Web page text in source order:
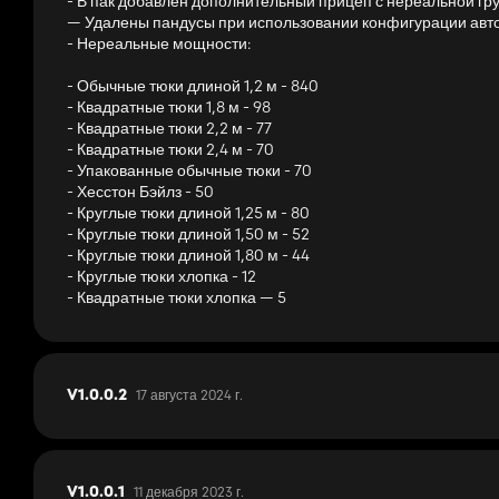
- Добавить самосвальный кузов - 15 000 долларов США -
- Добавить лесозаготовительные вилы - 1500 долларов США.
— Добавить закрытый кузов прицепа — 3000 долларов США.
— Добавьте доски из нержавеющего дерева — 500 долларов
- Самосвал можно выбрать между нормальной и низкой
- 4 нереалистичные конфигурации мощности.
- Скорость разгрузки самосвала можно настроить от
— Удалены пандусы при использовании конфигурации
- Нереальные мощности:
- Обычные тюки длиной 1,2 м - 840
- Квадратные тюки 1,8 м - 98
- Квадратные тюки 2,2 м - 77
- Квадратные тюки 2,4 м - 70
- Упакованные обычные тюки - 70
- Хесстон Бэйлз - 50
- Круглые тюки длиной 1,25 м - 80
- Круглые тюки длиной 1,50 м - 52
- Круглые тюки длиной 1,80 м - 44
- Круглые тюки хлопка - 12
- Квадратные тюки хлопка — 5
V1.0.0.2 17 августа 2024 г.
V1.0.0.1 11 декабря 2023 г.